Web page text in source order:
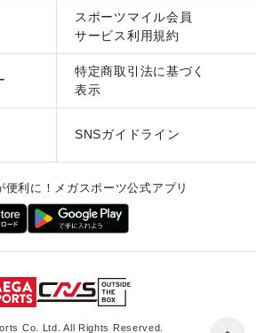
スポーツマイル会員
サービス利用規約
特定商取引法に基づく
表示
SNSガイドライン
便利に！メガスポーツ公式アプリ
Co. Ltd. All Rights Reserved.